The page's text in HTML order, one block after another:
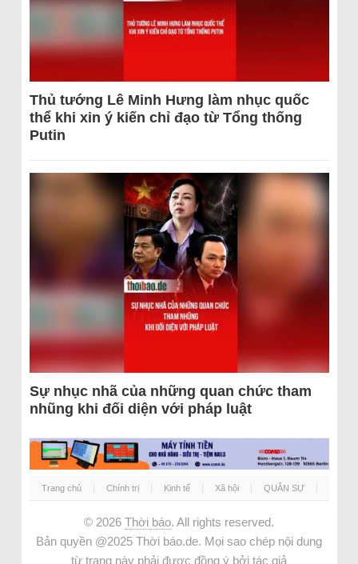
Thủ tướng Lê Minh Hưng làm nhục quốc
thể khi xin ý kiến chỉ đạo từ Tổng thống
Putin
Sự nhục nhã của những quan chức tham
nhũng khi đối diện với pháp luật
Trang chủ Chính trị Kinh tế Xã hội QUÂN SỰ
© 2026 Thời báo. All rights reserved.
Bản quyền @2025 Thời báo.de. Mọi sao chép nội dung
từ trang này phải được đồng ý bởi tác giả